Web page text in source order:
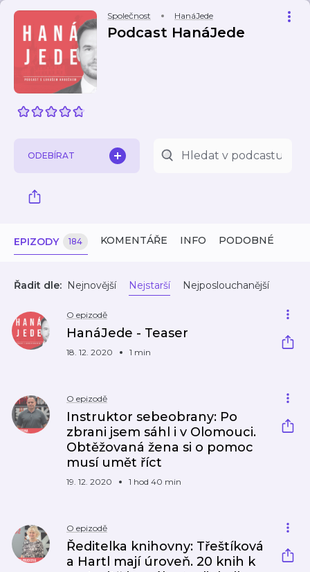
Společnost HanáJede
Podcast HanáJede
ODEBÍRAT
EPIZODY 184 KOMENTÁŘE INFO PODOBNÉ
Řadit dle: Nejnovější Nejstarší Nejposlouchanější
O epizodě
HanáJede - Teaser
18. 12. 2020 1 min
O epizodě
Instruktor sebeobrany: Po
zbrani jsem sáhl i v Olomouci.
Obtěžovaná žena si o pomoc
musí umět říct
19. 12. 2020 1 hod 40 min
O epizodě
Ředitelka knihovny: Třeštíková
a Hartl mají úroveň. 20 knih k